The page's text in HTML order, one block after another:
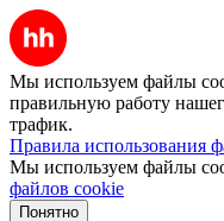
Мы используем файлы
правильную работу
трафик.
Правила использования
Мы используем файлы
файлов cookie
Понятно